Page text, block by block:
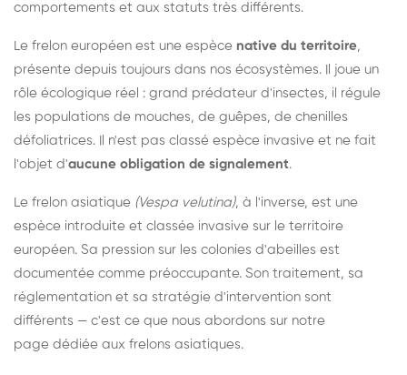
comportements et aux statuts très différents.
Le frelon européen est une espèce native du territoire,
présente depuis toujours dans nos écosystèmes. Il joue un
rôle écologique réel : grand prédateur d'insectes, il régule
les populations de mouches, de guêpes, de chenilles
défoliatrices. Il n'est pas classé espèce invasive et ne fait
l'objet d'aucune obligation de signalement.
Le frelon asiatique (Vespa velutina), à l'inverse, est une
espèce introduite et classée invasive sur le territoire
européen. Sa pression sur les colonies d'abeilles est
documentée comme préoccupante. Son traitement, sa
réglementation et sa stratégie d'intervention sont
différents — c'est ce que nous abordons sur notre
page dédiée aux frelons asiatiques.